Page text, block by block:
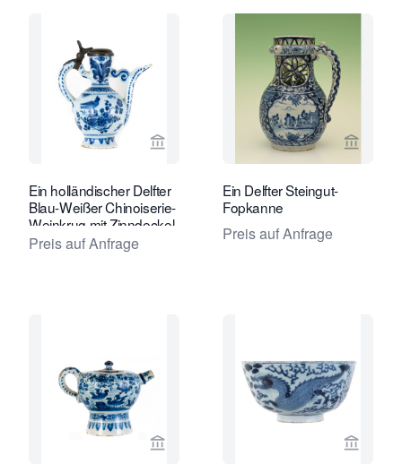
Verkaeuferseite von Van Nie
Ein holländischer Delfter
Blau-Weißer Chinoiserie-
Weinkrug mit Zinndeckel
montiert
Preis auf Anfrage
Ein Delfter Steingut-
Fopkanne
Preis auf Anfrage
Verkaeuferseite von Van Nie